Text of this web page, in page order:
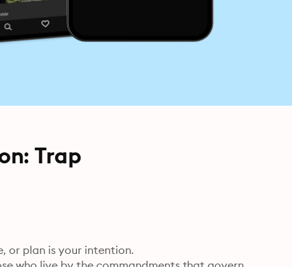
Trap
or plan is your intention.